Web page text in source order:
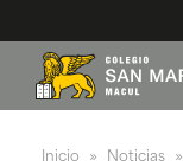
Inicio » Noticias »